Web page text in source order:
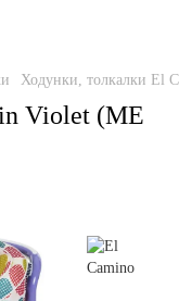
Ходунки, толкалки El
Violet (ME